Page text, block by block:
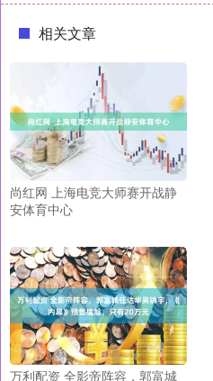
相关文章
尚红网 上海电竞大师赛开战静
安体育中心
万利配资 全影帝阵容，郭富城